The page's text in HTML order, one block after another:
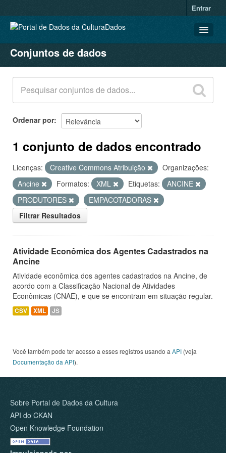
Entrar
CONJUNTOS DE DADOS
ORGANIZAÇÕES
GRUPOS
SOBRE
Conjuntos de dados
Ordenar por
1 conjunto de dados encontrado
Licenças: Creative Commons Atribuição
Organizações:
Ancine
Formatos: XML Etiquetas:
ANCINE
PRODUTORES
EMPACOTADORAS
Filtrar Resultados
Atividade Econômica dos Agentes Cadastrados na
Ancine
Atividade econômica dos agentes cadastrados na Ancine, de
acordo com a Classificação Nacional de Atividades
Econômicas (CNAE), e que se encontram em situação regular.
CSV XML JS
Você também pode ter acesso a esses registros usando a API (veja
Documentação da API).
Sobre Portal de Dados da Cultura
API do CKAN
Open Knowledge Foundation